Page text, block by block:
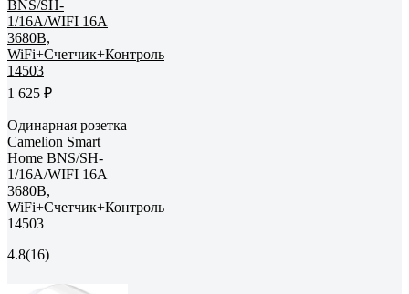
1 625 ₽
Одинарная розетка
Camelion Smart
Home BNS/SH-
1/16A/WIFI 16A
3680В,
WiFi+Счетчик+Контроль
14503
4.8(16)